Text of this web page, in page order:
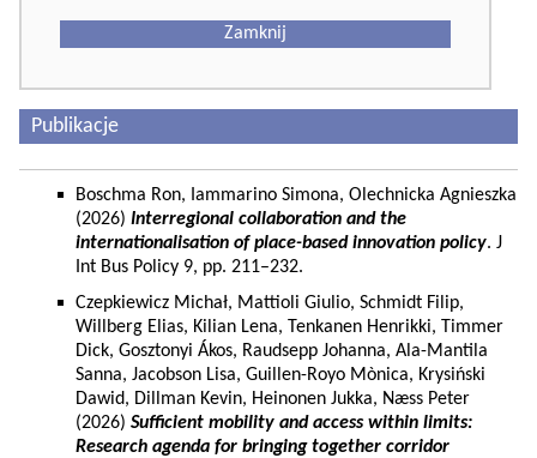
Zamknij
Publikacje
Boschma Ron, Iammarino Simona, Olechnicka Agnieszka
(2026) Interregional collaboration and the
internationalisation of place-based innovation policy. J
Int Bus Policy 9, pp. 211–232.
Czepkiewicz Michał, Mattioli Giulio, Schmidt Filip,
Willberg Elias, Kilian Lena, Tenkanen Henrikki, Timmer
Dick, Gosztonyi Ákos, Raudsepp Johanna, Ala-Mantila
Sanna, Jacobson Lisa, Guillen-Royo Mònica, Krysiński
Dawid, Dillman Kevin, Heinonen Jukka, Næss Peter
(2026) Sufficient mobility and access within limits:
Research agenda for bringing together corridor